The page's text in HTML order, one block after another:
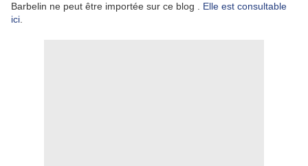
Barbelin ne peut être importée sur ce blog . Elle est consultable
ici